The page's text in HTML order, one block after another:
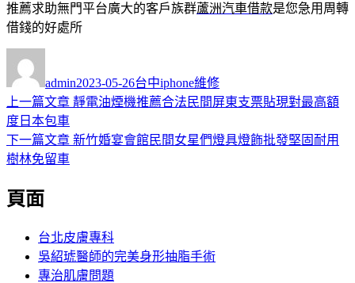
推薦求助無門平台廣大的客戶族群蘆洲汽車借款是您急用周轉
借錢的好處所
者
admin佈
日
2023-05-26類
台中iphone維修
文
章
導
覽
上一篇文章 上
篇
靜電油煙機推薦合法民間屏東支票貼現對最高額
度日本包車
下一篇文章 下
新竹婚宴會館民間女星們燈具燈飾批發堅固耐用
樹林免留車
頁面
台北皮膚專科
吳紹琥醫師的完美身形抽脂手術
專治肌膚問題